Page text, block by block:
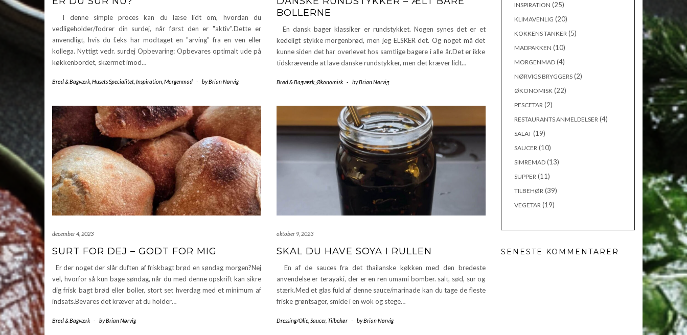
I denne simple proces kan du læse lidt om, hvordan du
vedligeholder/fodrer din surdej, når først den er "aktiv".Dette er
anvendligt, hvis du f.eks har modtaget en "arving" fra en ven eller
kollega. Nyttigt vedr. surdej Opbevaring: Opbevares optimalt ude på
køkkenbordet, skærmet imod…
Brød & Bagværk Husets Specialitet Inspiration Morgenmad - byBrian Nørvig
BOLLERNE
En dansk bager klassiker er rundstykket. Nogen synes det er et
kedeligt stykke morgenbrød, men jeg ELSKER det. Og noget må det
kunne siden det har overlevet hos samtlige bagere i alle år.Det er ikke
tidskrævende at lave danske rundstykker, men det kræver lidt…
Brød & Bagværk, Økonomisk - byBrian Nørvig
december 4, 2023
SURT FOR DEJ – GODT FOR MIG
Er der noget der slår duften af friskbagt brød en søndag morgen?Nej
vel, hvorfor så kun bage søndag, når du med denne opskrift kan sikre
dig frisk bagt brød eller boller, stort set hverdag med et minimum af
indsats.Bevares det kræver at du holder…
Brød & Bagværk - byBrian Nørvig
oktober 9, 2023
SKAL DU HAVE SOYA I RULLEN
En af de sauces fra det thailanske køkken med den bredeste
anvendelse er terayaki, der er en ren umami bomber. salt, sød, sur og
stærk.Med et glas fuld af denne sauce/marinade kan du tage de fleste
friske grøntsager, smide i en wok og stege…
Dressing/Olie, Saucer, Tilbehør - byBrian Nørvig
INSPIRATION (25)
KLIMAVENLIG (20)
KOKKENS TANKER (5)
MADPAKKEN (10)
MORGENMAD(4)
NØRVIGS BRYGGERS(2)
ØKONOMISK (22)
PESCETAR (2)
RESTAURANTS ANMELDELSER (4)
SALAT(19)
SAUCER (10)
SIMREMAD(13)
SUPPER (11)
TILBEHØR (39)
VEGETAR (19)
SENESTE KOMMENTARER